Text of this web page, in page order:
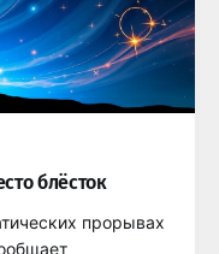
блёсток
прорывах